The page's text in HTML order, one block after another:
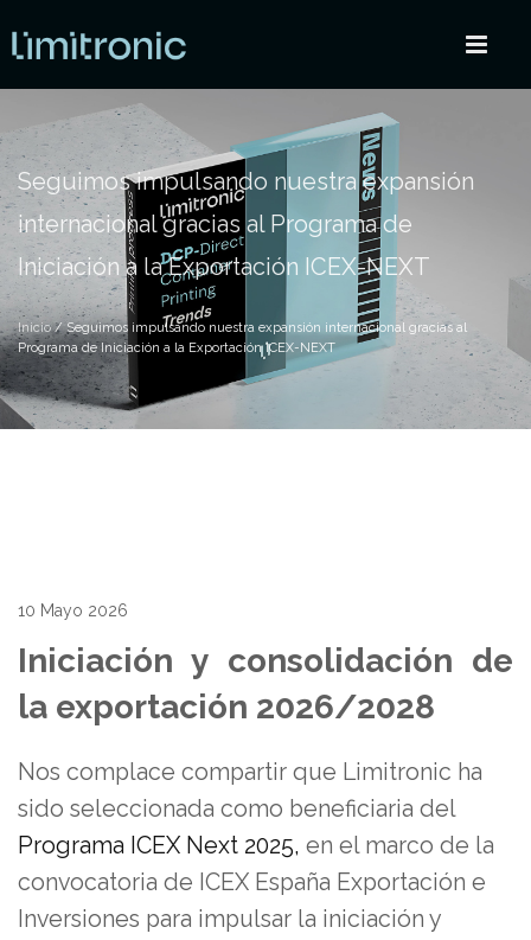
Seguimos impulsando nuestra expansión
internacional gracias al Programa de
Iniciación a la Exportación ICEX-NEXT
Inicio/ Seguimos impulsando nuestra expansión internacional gracias al
Programa de Iniciación a la Exportación ICEX-NEXT
10 Mayo 2026
Iniciación y consolidación de
la exportación 2026/2028
Nos complace compartir que Limitronic ha
sido seleccionada como beneficiaria del
Programa ICEX Next 2025, en el marco de la
convocatoria de ICEX España Exportación e
Inversiones para impulsar la iniciación y